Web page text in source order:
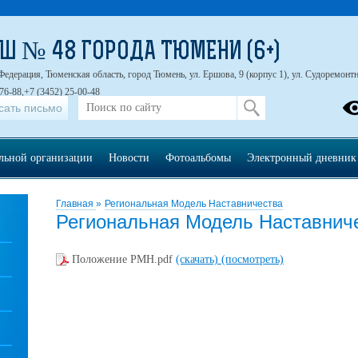
Главная » Региональная Модель Наставничества
Региональная Модель
Положение РМН.pdf (скачать) (посмотреть)
№ 48 ГОРОДА ТЮМЕНИ (6+)
Тюменская область, город Тюмень, ул. Ершова, 9 (корпус 1), ул.
88,+7 (3452) 25-00-48
письмо
организации Новости Фотоальбомы Электронный дневник